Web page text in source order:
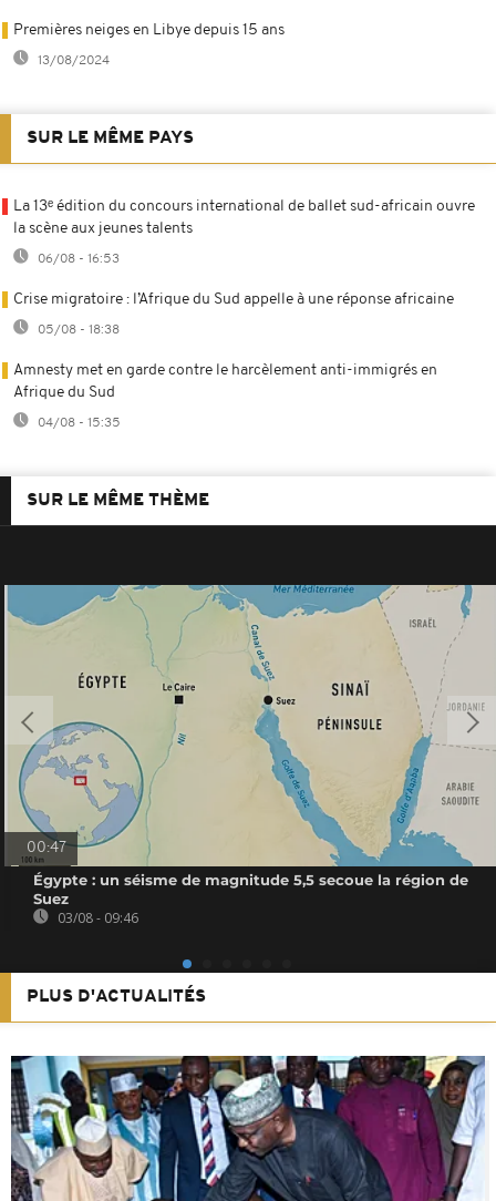
Premières neiges en Libye depuis 15 ans
13/08/2024
SUR LE MÊME PAYS
La 13ᵉ édition du concours international de ballet sud-africain ouvre
la scène aux jeunes talents
06/08 - 16:53
Crise migratoire : l’Afrique du Sud appelle à une réponse africaine
05/08 - 18:38
Amnesty met en garde contre le harcèlement anti-immigrés en
Afrique du Sud
04/08 - 15:35
SUR LE MÊME THÈME
00:47
Égypte : un séisme de magnitude 5,5 secoue la région de
Suez
03/08 - 09:46
PLUS D'ACTUALITÉS